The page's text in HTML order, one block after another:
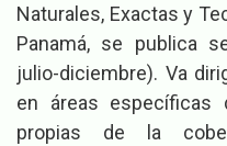
Naturales, Exactas y
Panamá, se publica
julio-diciembre). Va
en áreas específicas
propias de la